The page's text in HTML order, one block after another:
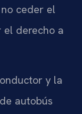
ceder el
derecho a
y la
autobús